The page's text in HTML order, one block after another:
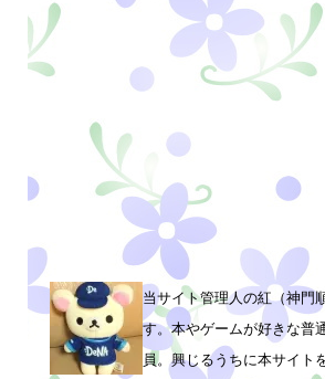
当サイト管理人の紅（神門
す。本やゲームが好きな普
員。興じるうちに本サイト